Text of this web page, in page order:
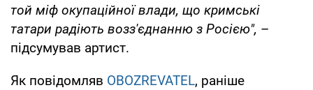
той міф окупаційної влади, що кримські
татари радіють возз'єднанню з Росією", –
підсумував артист.
Як повідомляв OBOZREVATEL, раніше